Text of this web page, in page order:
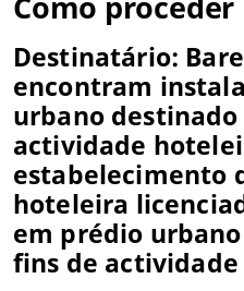
Destinatário:
encontram
urbano destinado
actividade
estabelecimento
hoteleira
em prédio
fins de